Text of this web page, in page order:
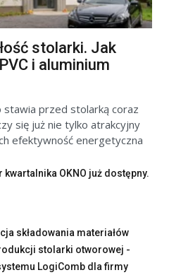
stolarki. Jak
i aluminium
przed stolarką coraz
się już nie tylko atrakcyjny
efektywność energetyczna
kwartalnika OKNO już dostępny.
składowania materiałów
stolarki otworowej -
LogiComb dla firmy